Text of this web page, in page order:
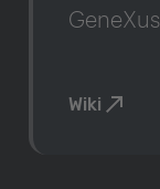
GeneXus
Wiki